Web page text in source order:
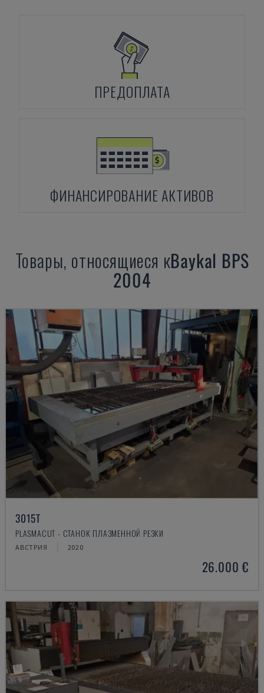
ПРЕДОПЛАТА
ФИНАНСИРОВАНИЕ АКТИВОВ
Товары, относящиеся кBaykal BPS
2004
3015T
PLASMACUT - СТАНОК ПЛАЗМЕННОЙ РЕЗКИ
АВСТРИЯ 2020
26.000 €